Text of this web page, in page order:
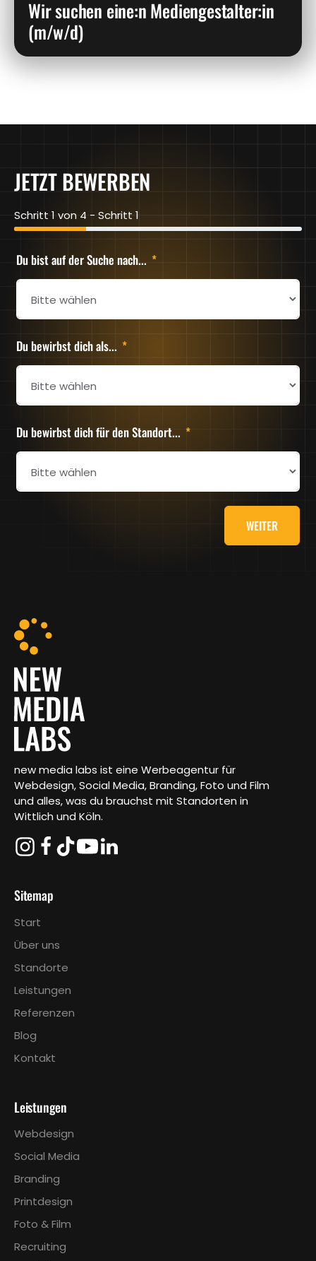
Wir suchen eine:n Mediengestalter:in
(m/w/d)
JETZT BEWERBEN
Schritt 1 von 4 - Schritt 1
Du bist auf der Suche nach...
Du bewirbst dich als...
Du bewirbst dich für den Standort...
WEITER
new media labs ist eine Werbeagentur für
Webdesign, Social Media, Branding, Foto und Film
und alles, was du brauchst mit Standorten in
Wittlich und Köln.
Sitemap
Start
Über uns
Standorte
Leistungen
Referenzen
Blog
Kontakt
Leistungen
Webdesign
Social Media
Branding
Printdesign
Foto & Film
Recruiting